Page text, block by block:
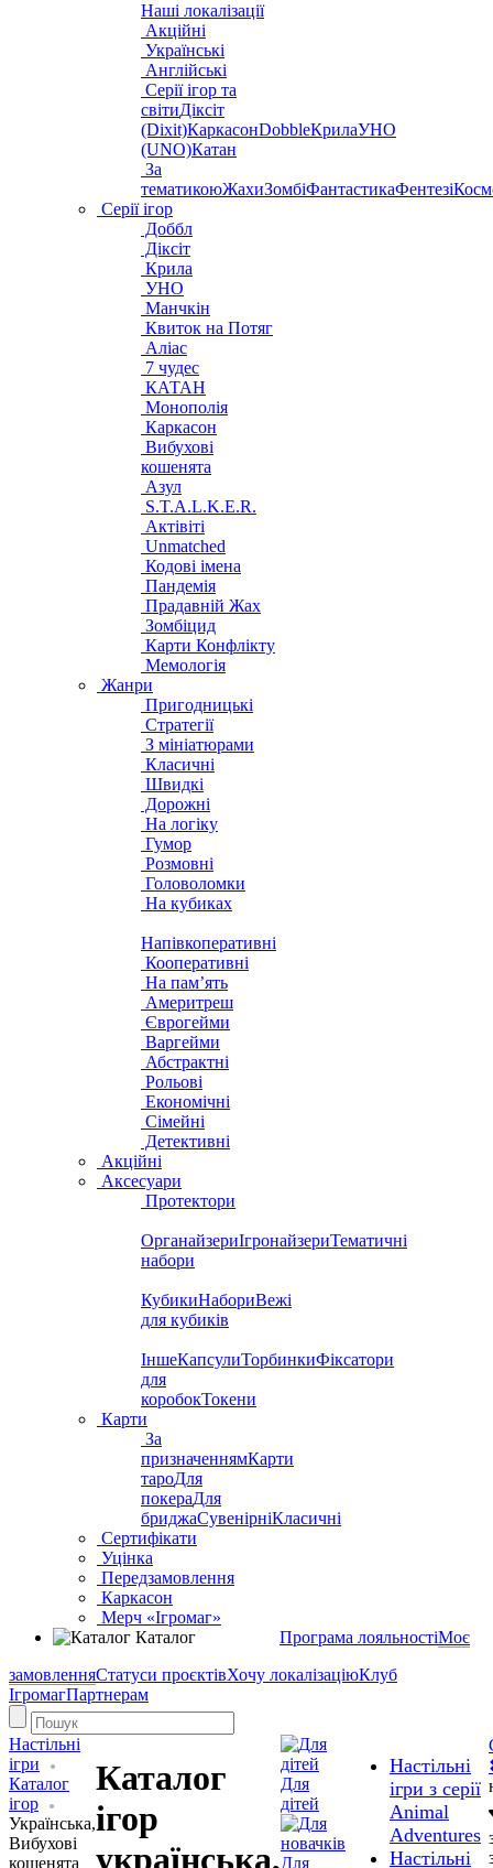
Наші локалізації
Акційні
Українські
Англійські
Серії ігор та
світиДіксіт
(Dixit)КаркасонDobbleКрилаУНО
(UNO)Катан
За
тематикоюЖахиЗомбіФантастикаФентезі
Серії ігор
Доббл
Діксіт
Крила
УНО
Манчкін
Квиток на Потяг
Аліас
7 чудес
КАТАН
Монополія
Каркасон
Вибухові
кошенята
Азул
S.T.A.L.K.E.R.
Актівіті
Unmatched
Кодові імена
Пандемія
Прадавній Жах
Зомбіцид
Карти Конфлікту
Мемологія
Жанри
Пригодницькі
Стратегії
З мініатюрами
Класичні
Швидкі
Дорожні
На логіку
Гумор
Розмовні
Головоломки
На кубиках
Напівкоперативні
Кооперативні
На пам’ять
Америтреш
Єврогейми
Варгейми
Абстрактні
Рольові
Економічні
Сімейні
Детективні
Акційні
Аксесуари
Протектори
ОрганайзериІгронайзериТематичні
набори
КубикиНабориВежі
для кубиків
ІншеКапсулиТорбинкиФіксатори
для
коробокТокени
Карти
За
призначеннямКарти
тароДля
покераДля
бриджаСувенірніКласичні
Сертифікати
Уцінка
Передзамовлення
Каркасон
Мерч «Ігромаг»
Каталог
Програма лояльностіМоє
замовленняСтатуси проєктівХочу локалізаціюКлуб
ІгромагПартнерам
Настільні
ігри
Каталог
ігор
Українська,
Вибухові
кошенята
Каталог
ігор
українська,
Для
дітей
Для
Настільні
ігри з серії
Animal
Adventures
Настільні